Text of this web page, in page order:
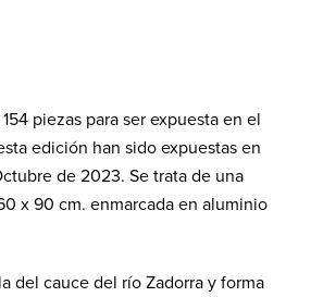
piezas para ser expuesta en el
edición han sido expuestas en
de 2023. Se trata de una
x 90 cm. enmarcada en aluminio
del cauce del río Zadorra y forma